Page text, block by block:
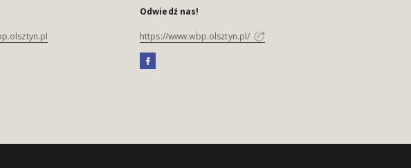
Odwiedź nas!
https://www.wbp.olsztyn.pl/